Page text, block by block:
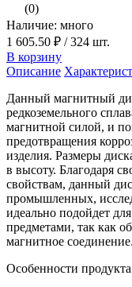
(0)
Наличие: много
1 605.50 ₽ / 324 шт.
В корзину
Описание
Данный магнитный
редкоземельного
магнитной силой, и
предотвращения
изделия. Размеры
в высоту. Благодаря
свойствам, данный
промышленных,
идеально подойдет
предметами, так как
магнитное соединение.
Особенности